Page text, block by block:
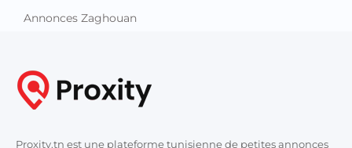
Annonces Zaghouan
Proxity.tn est une plateforme tunisienne de petites annonces